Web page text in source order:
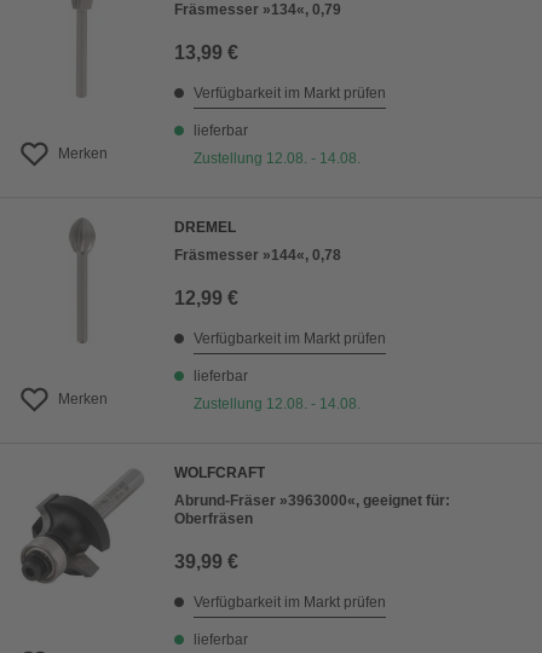
Merken
Fräsmesser »134«, 0,79
13,99 €
Verfügbarkeit im Markt prüfen
lieferbar
Zustellung 12.08. - 14.08.
Merken
DREMEL
Fräsmesser »144«, 0,78
12,99 €
Verfügbarkeit im Markt prüfen
lieferbar
Zustellung 12.08. - 14.08.
WOLFCRAFT
Abrund-Fräser »3963000«, geeignet für:
Oberfräsen
39,99 €
Verfügbarkeit im Markt prüfen
lieferbar